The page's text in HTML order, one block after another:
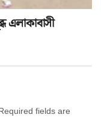
এলাকাবাসী
fields are